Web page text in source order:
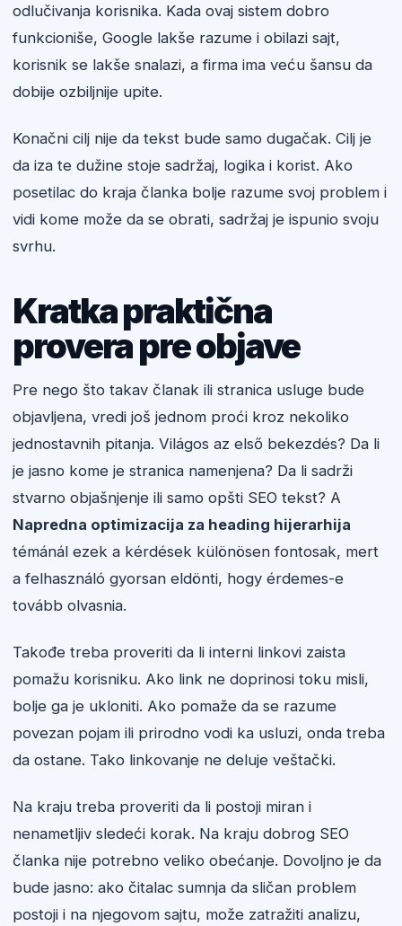
odlučivanja korisnika. Kada ovaj sistem dobro
funkcioniše, Google lakše razume i obilazi sajt,
korisnik se lakše snalazi, a firma ima veću šansu da
dobije ozbiljnije upite.
Konačni cilj nije da tekst bude samo dugačak. Cilj je
da iza te dužine stoje sadržaj, logika i korist. Ako
posetilac do kraja članka bolje razume svoj problem i
vidi kome može da se obrati, sadržaj je ispunio svoju
svrhu.
Kratka praktična
provera pre objave
Pre nego što takav članak ili stranica usluge bude
objavljena, vredi još jednom proći kroz nekoliko
jednostavnih pitanja. Világos az első bekezdés? Da li
je jasno kome je stranica namenjena? Da li sadrži
stvarno objašnjenje ili samo opšti SEO tekst? A
Napredna optimizacija za heading hijerarhija
témánál ezek a kérdések különösen fontosak, mert
a felhasználó gyorsan eldönti, hogy érdemes-e
tovább olvasnia.
Takođe treba proveriti da li interni linkovi zaista
pomažu korisniku. Ako link ne doprinosi toku misli,
bolje ga je ukloniti. Ako pomaže da se razume
povezan pojam ili prirodno vodi ka usluzi, onda treba
da ostane. Tako linkovanje ne deluje veštački.
Na kraju treba proveriti da li postoji miran i
nenametljiv sledeći korak. Na kraju dobrog SEO
članka nije potrebno veliko obećanje. Dovoljno je da
bude jasno: ako čitalac sumnja da sličan problem
postoji i na njegovom sajtu, može zatražiti analizu,